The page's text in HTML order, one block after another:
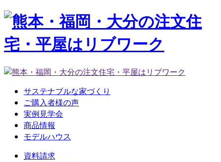
サステナブルな家づくり
ご購入者様の声
実例見学会
商品情報
モデルハウス
資料請求